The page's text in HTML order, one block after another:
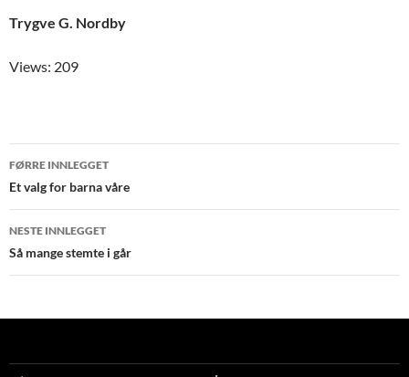
Trygve G. Nordby
Views: 209
Innleggsnavigering
FØRRE INNLEGGET
Et valg for barna våre
NESTE INNLEGGET
Så mange stemte i går